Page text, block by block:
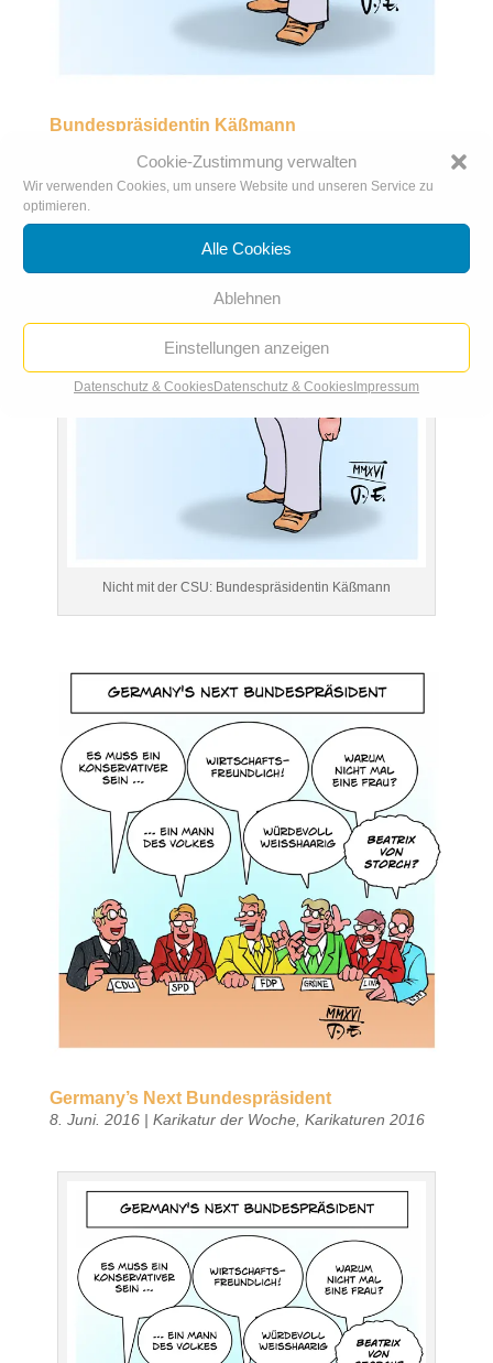
Cookie-Zustimmung verwalten
Wir verwenden Cookies, um unsere Website und unseren Service zu
optimieren.
Alle Cookies
Ablehnen
Einstellungen anzeigen
Datenschutz & CookiesDatenschutz & Cookies Impressum
Bundespräsidentin Käßmann
Nicht mit der CSU: Bundespräsidentin Käßmann
Germany’s Next Bundespräsident
8. Juni. 2016| Karikatur der Woche, Karikaturen 2016